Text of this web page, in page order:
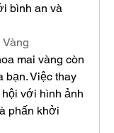
bình an và
mai vàng còn
bạn. Việc thay
với hình ảnh
phấn khởi